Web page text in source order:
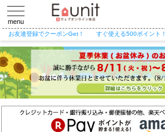
toggle
navigation
menu
お友達登録でクーポンGet！ すぐ使える500ポイント！